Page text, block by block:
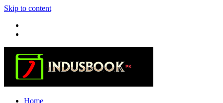
Skip to content
Home